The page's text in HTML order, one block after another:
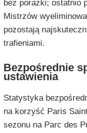
bez porażki; ostatnio
Mistrzów
pozostają
trafieniami.
Bezpośrednie
ustawienia
Statystyka
na korzyść Paris
sezonu na Parc des